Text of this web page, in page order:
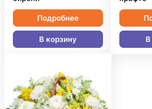
Подробнее
В корзину В